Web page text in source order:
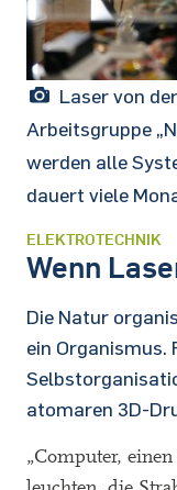
Laser von
Arbeitsgruppe
werden alle
dauert viele
ELEKTROTECHNIK
Wenn
Die Natur
ein Organismus.
atomaren 3D-
„Computer,